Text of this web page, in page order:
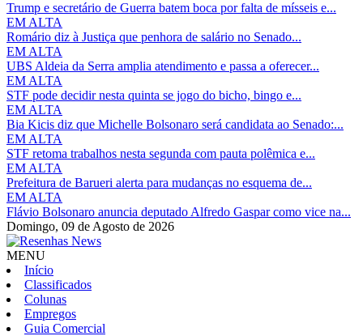
Trump e secretário de Guerra batem boca por falta de mísseis e...
EM ALTA
Romário diz à Justiça que penhora de salário no Senado...
EM ALTA
UBS Aldeia da Serra amplia atendimento e passa a oferecer...
EM ALTA
STF pode decidir nesta quinta se jogo do bicho, bingo e...
EM ALTA
Bia Kicis diz que Michelle Bolsonaro será candidata ao Senado:...
EM ALTA
STF retoma trabalhos nesta segunda com pauta polêmica e...
EM ALTA
Prefeitura de Barueri alerta para mudanças no esquema de...
EM ALTA
Flávio Bolsonaro anuncia deputado Alfredo Gaspar como vice na...
Domingo, 09 de Agosto de 2026
MENU
Início
Classificados
Colunas
Empregos
Guia Comercial